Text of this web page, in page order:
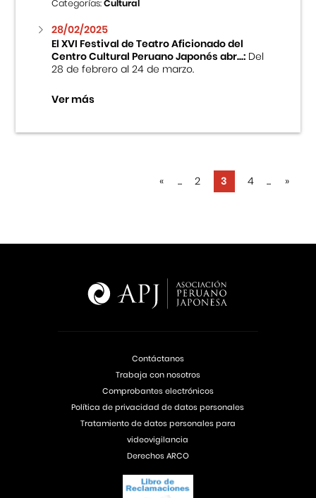
Categorías:Cultural
28/02/2025
El XVI Festival de Teatro Aficionado del
Centro Cultural Peruano Japonés abr...:Del
28 de febrero al 24 de marzo.
Ver más
« ... 2 3 4 ... »
Contáctanos
Trabaja con nosotros
Comprobantes electrónicos
Política de privacidad de datos personales
Tratamiento de datos personales para
videovigilancia
Derechos ARCO